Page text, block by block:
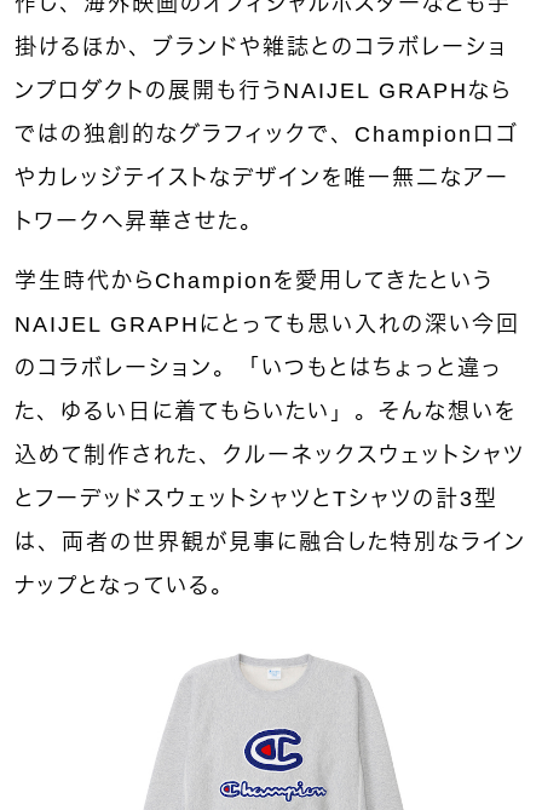
掛けるほか、ブランドや雑誌とのコラボレーショ
ンプロダクトの展開も行うNAIJEL GRAPHなら
ではの独創的なグラフィックで、Championロゴ
やカレッジテイストなデザインを唯一無二なアー
トワークへ昇華させた。
学生時代からChampionを愛用してきたという
NAIJEL GRAPHにとっても思い入れの深い今回
のコラボレーション。「いつもとはちょっと違っ
た、ゆるい日に着てもらいたい」。そんな想いを
込めて制作された、クルーネックスウェットシャツ
とフーデッドスウェットシャツとTシャツの計3型
は、両者の世界観が見事に融合した特別なライン
ナップとなっている。